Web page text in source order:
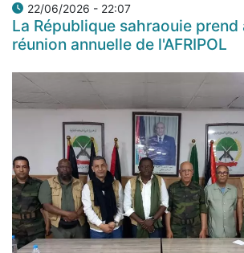
22/06/2026 - 22:07
La République sahraouie prend
réunion annuelle de l'AFRIPOL